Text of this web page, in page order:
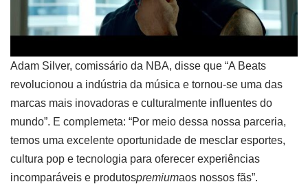
Adam Silver, comissário da NBA, disse que “A Beats
revolucionou a indústria da música e tornou-se uma das
marcas mais inovadoras e culturalmente influentes do
mundo”. E complemeta: “Por meio dessa nossa parceria,
temos uma excelente oportunidade de mesclar esportes,
cultura pop e tecnologia para oferecer experiências
incomparáveis e produtospremiumaos nossos fãs”.